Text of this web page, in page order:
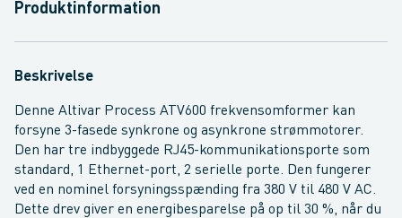
Produktinformation
Beskrivelse
Denne Altivar Process ATV600 frekvensomformer kan
forsyne 3-fasede synkrone og asynkrone strømmotorer.
Den har tre indbyggede RJ45-kommunikationsporte som
standard, 1 Ethernet-port, 2 serielle porte. Den fungerer
ved en nominel forsyningsspænding fra 380 V til 480 V AC.
Dette drev giver en energibesparelse på op til 30 %, når du